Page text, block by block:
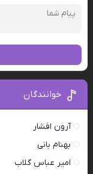
خوانندگان
آرون افشار
بهنام بانی
امیر عباس گلاب